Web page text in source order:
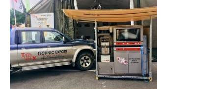
UNITÉS FRIGORIFIQUES
EAU
ABRIS AMD
BASE VIE
FORMATION PROFESSIONNELLE